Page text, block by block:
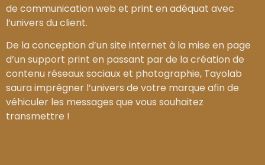
de communication web et print en adéquat avec
l’univers du client.
De la conception d’un site internet à la mise en page
d’un support print en passant par de la création de
contenu réseaux sociaux et photographie, Tayolab
saura imprégner l’univers de votre marque afin de
véhiculer les messages que vous souhaitez
transmettre !